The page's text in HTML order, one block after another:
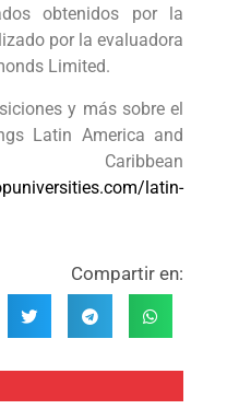
obtenidos por la
por la evaluadora
Limited.
y más sobre el
Latin America and
latin-
Compartir en: